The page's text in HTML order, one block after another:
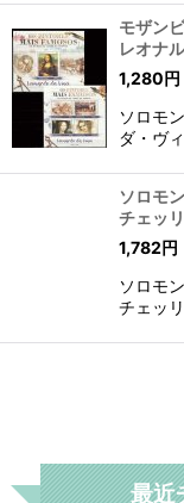
モザン
レオナ
1,280円
ソロモ
ダ・ヴ
ソロモ
チェッ
1,782円
ソロモ
チェッ
最近